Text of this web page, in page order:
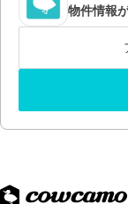
物件情報